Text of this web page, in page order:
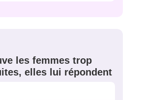
les femmes trop
elles lui répondent